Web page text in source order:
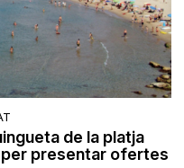
de la platja
presentar ofertes